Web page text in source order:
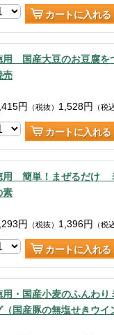
カートに入れる
用 国産大豆のお豆腐
売
円 （税抜） 1,528円 （税
カートに入れる
用 簡単！まぜるだけ
素
円 （税抜） 1,396円 （税
カートに入れる
用・国産小麦のふんわり
（国産豚の無塩せきウイ